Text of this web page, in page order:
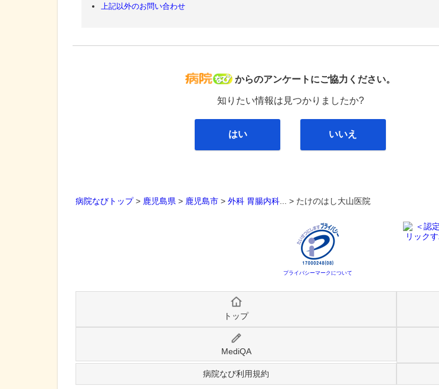
上記以外のお問い合わせ
病院なび
からのアンケートにご協力ください。
知りたい情報は見つかりましたか?
はい いいえ
病院なびトップ> 鹿児島県 > 鹿児島市 > 外科 胃腸内科 ... > たけのはし大山医院
プライバシーマークについて
トップ
MediQA
病院なび利用規約